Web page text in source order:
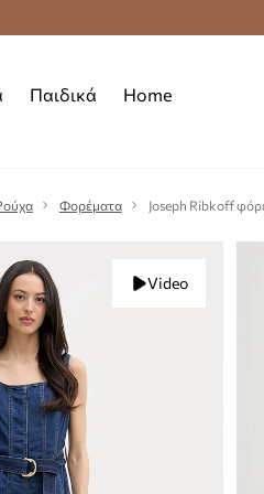
Δωρεάν
Παιδικά Home
Φορέματα Joseph Ribkoff
Video